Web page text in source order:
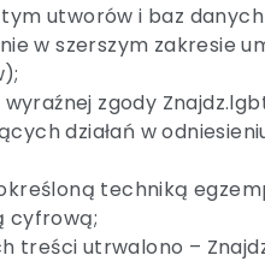
utworów i baz
w szerszym zakresie
zgody
działań w
techniką
cyfrową;
utrwalono –